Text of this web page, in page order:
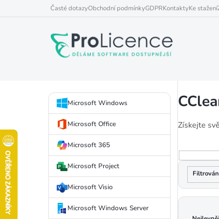
na
Časté dotazyObchodní podmínkyGDPRKontaktyKe stažení
P
r
a
n
Přeskočit
kategorie
Microsoft Windows
Microsoft Office
Microsoft 365
Microsoft Project
Microsoft Visio
Microsoft Windows Server
Získejte
Ř
V
p